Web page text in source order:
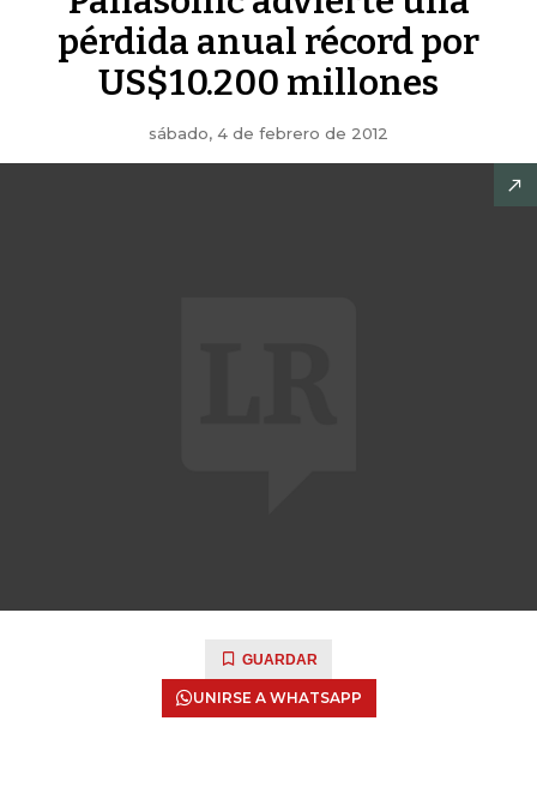
pérdida anual récord por
US$10.200 millones
sábado, 4 de febrero de 2012
GUARDAR
UNIRSE A WHATSAPP